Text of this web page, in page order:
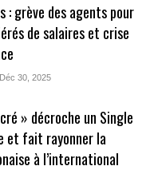
: grève des agents pour
de salaires et crise
30, 2025
» décroche un Single
et fait rayonner la
à l’international